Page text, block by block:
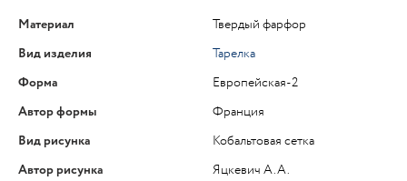
Материал
Твердый фарфор
Вид изделия
Тарелка
Форма
Европейская-2
Автор формы
Франция
Вид рисунка
Кобальтовая сетка
Автор рисунка
Яцкевич А.А.